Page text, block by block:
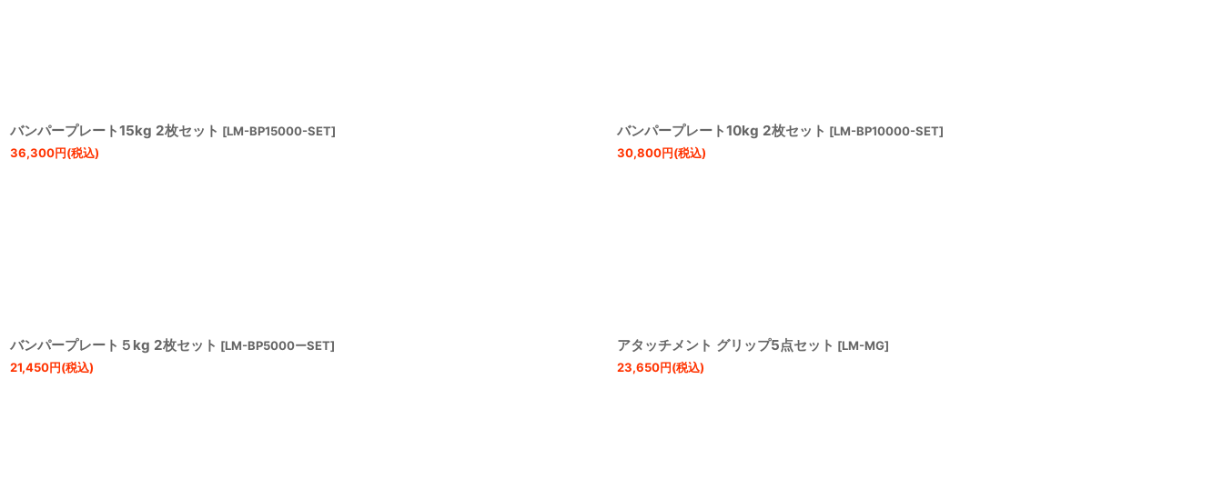
バンパープレート15kg 2枚セット [LM-BP15000-SET]
36,300円(税込)
バンパープレート10kg 2枚セット [LM-BP10000-SET]
30,800円(税込)
バンパープレート５kg 2枚セット [LM-BP5000ーSET]
21,450円(税込)
アタッチメント グリップ5点セット [LM-MG]
23,650円(税込)